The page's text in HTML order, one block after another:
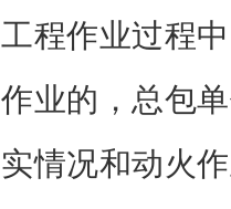
工程作业过程
作业的，总包
实情况和动火